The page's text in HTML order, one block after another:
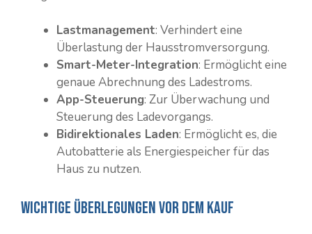
Lastmanagement: Verhindert eine
Überlastung der Hausstromversorgung.
Smart-Meter-Integration: Ermöglicht eine
genaue Abrechnung des Ladestroms.
App-Steuerung: Zur Überwachung und
Steuerung des Ladevorgangs.
Bidirektionales Laden: Ermöglicht es, die
Autobatterie als Energiespeicher für das
Haus zu nutzen.
Wichtige Überlegungen vor dem Kauf